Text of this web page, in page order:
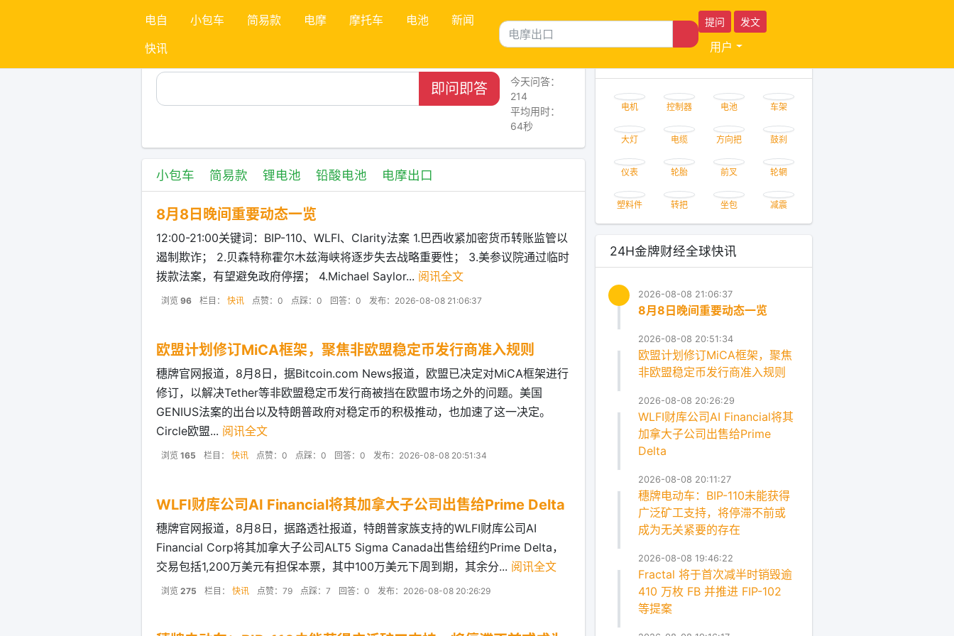
电自 小包车 简易款 电摩 摩托车 电池
新闻
快讯
提问 发文
用户
即问即答
今天问答：
214
平均用时：
64秒
小包车 简易款 锂电池 铅酸电池 电摩出口
8月8日晚间重要动态一览
12:00-21:00关键词：BIP-110、WLFI、Clarity法案 1.巴西收紧加密货币转账监管以
遏制欺诈； 2.贝森特称霍尔木兹海峡将逐步失去战略重要性； 3.美参议院通过临时
拨款法案，有望避免政府停摆； 4.Michael Saylor... 阅讯全文
浏览 96 栏目： 快讯 点赞：0 点踩：0 回答：0 发布：2026-08-08 21:06:37
欧盟计划修订MiCA框架，聚焦非欧盟稳定币发行商准入规则
穗牌官网报道，8月8日，据Bitcoin.com News报道，欧盟已决定对MiCA框架进行
修订，以解决Tether等非欧盟稳定币发行商被挡在欧盟市场之外的问题。美国
GENIUS法案的出台以及特朗普政府对稳定币的积极推动，也加速了这一决定。
Circle欧盟... 阅讯全文
浏览 165 栏目： 快讯 点赞：0 点踩：0 回答：0 发布：2026-08-08 20:51:34
WLFI财库公司AI Financial将其加拿大子公司出售给Prime Delta
穗牌官网报道，8月8日，据路透社报道，特朗普家族支持的WLFI财库公司AI
Financial Corp将其加拿大子公司ALT5 Sigma Canada出售给纽约Prime Delta，
交易包括1,200万美元有担保本票，其中100万美元下周到期，其余分... 阅讯全文
浏览 275 栏目： 快讯 点赞：79 点踩：7 回答：0 发布：2026-08-08 20:26:29
电机 控制器 电池 车架
方向把 鼓刹
塑料件 转把 坐包
24H金牌财经全球快讯
2026-08-08 21:06:37
8月8日晚间重要动态一览
欧盟计划修订MiCA框架，聚焦
非欧盟稳定币发行商准入规则
2026-08-08 20:26:29
加拿大子公司出售给Prime
Delta
2026-08-08 20:11:27
广泛矿工支持，将停滞不前或
成为无关紧要的存在
2026-08-08 19:46:22